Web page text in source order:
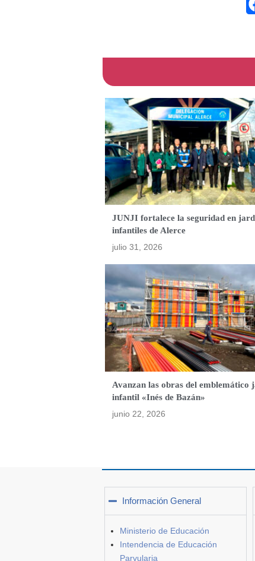
JUNJI fortalece la seguridad en
infantiles de Alerce
julio 31, 2026
Avanzan las obras del emblemático
infantil «Inés de Bazán»
junio 22, 2026
Información General
Ministerio de Educación
Intendencia de Educación
Parvularia